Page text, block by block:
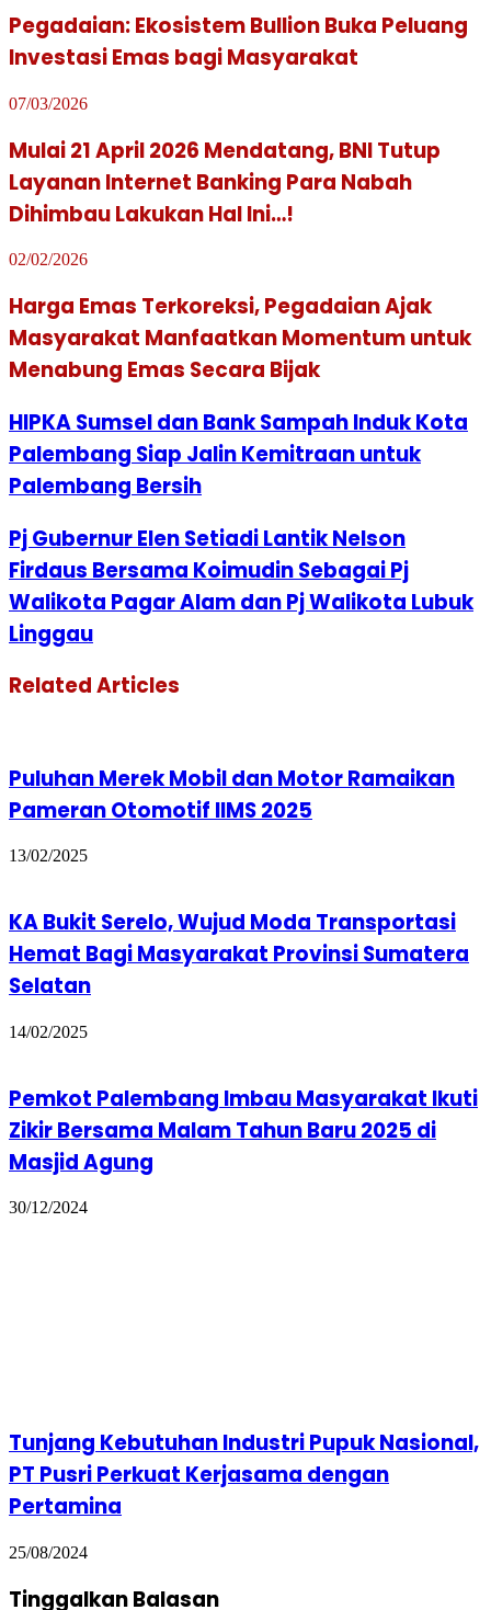
Pegadaian: Ekosistem Bullion Buka Peluang
Investasi Emas bagi Masyarakat
07/03/2026
Mulai 21 April 2026 Mendatang, BNI Tutup
Layanan Internet Banking Para Nabah
Dihimbau Lakukan Hal Ini…!
02/02/2026
Harga Emas Terkoreksi, Pegadaian Ajak
Masyarakat Manfaatkan Momentum untuk
Menabung Emas Secara Bijak
HIPKA Sumsel dan Bank Sampah Induk Kota
Palembang Siap Jalin Kemitraan untuk
Palembang Bersih
Pj Gubernur Elen Setiadi Lantik Nelson
Firdaus Bersama Koimudin Sebagai Pj
Walikota Pagar Alam dan Pj Walikota Lubuk
Linggau
Related Articles
Puluhan Merek Mobil dan Motor Ramaikan
Pameran Otomotif IIMS 2025
13/02/2025
KA Bukit Serelo, Wujud Moda Transportasi
Hemat Bagi Masyarakat Provinsi Sumatera
Selatan
14/02/2025
Pemkot Palembang Imbau Masyarakat Ikuti
Zikir Bersama Malam Tahun Baru 2025 di
Masjid Agung
30/12/2024
Tinggalkan Balasan